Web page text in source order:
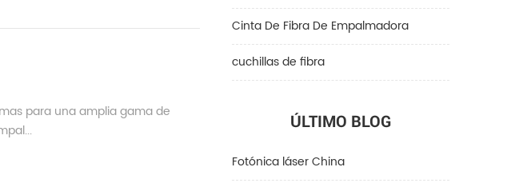
Cinta De Fibra De Empalmadora
cuchillas de fibra
ÚLTIMO BLOG
Fotónica láser China
para una amplia gama de